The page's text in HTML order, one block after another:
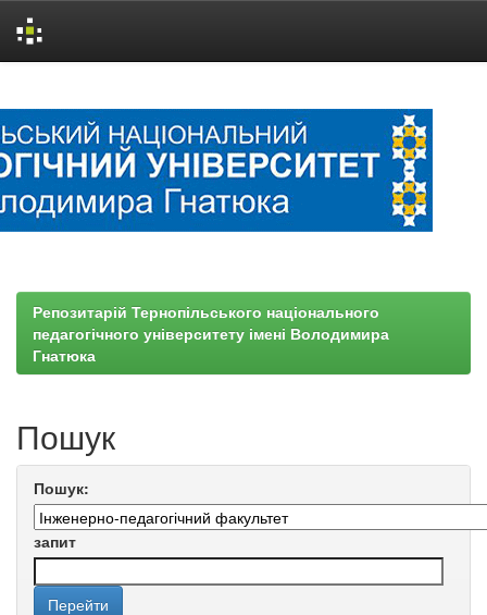
Репозитарій Тернопільського національного
педагогічного університету імені Володимира
Гнатюка
Пошук
Пошук:
запит